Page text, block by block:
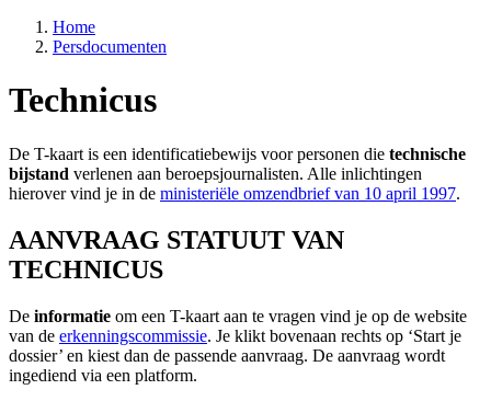
Kruimelpad
Home
Persdocumenten
Technicus
De T-kaart is een identificatiebewijs voor personen die technische
bijstand verlenen aan beroepsjournalisten. Alle inlichtingen
hierover vind je in de ministeriële omzendbrief van 10 april 1997.
AANVRAAG STATUUT VAN
TECHNICUS
De informatie om een T-kaart aan te vragen vind je op de website
van de erkenningscommissie. Je klikt bovenaan rechts op ‘Start je
dossier’ en kiest dan de passende aanvraag. De aanvraag wordt
ingediend via een platform.